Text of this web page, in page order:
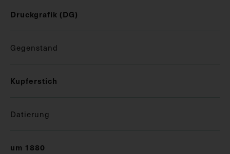
Druckgrafik (DG)
Gegenstand
Kupferstich
Datierung
um 1880